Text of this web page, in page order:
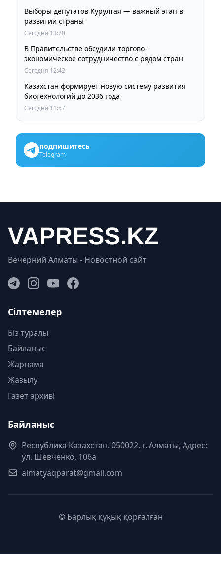
Выборы депутатов Курултая — важный этап в
развитии страны
Сегодня 13:20
В Правительстве обсудили торгово-
экономическое сотрудничество с рядом стран
Сегодня 12:42
Казахстан формирует новую систему развития
биотехнологий до 2036 года
Сегодня 11:57
подпишитесь
Telegram
Вечерний Алматы - Новостной сайт
Сілтемелер
Біз туралы
Байланыс
Жарнама
Жазылу
Газет архиві
Байланыс
Республика Казахстан. 050022, г. Алматы, Адрес:
ул. Шевченко, 106а
almatyaqparat@gmail.com
© Барлық құқық қорғалған